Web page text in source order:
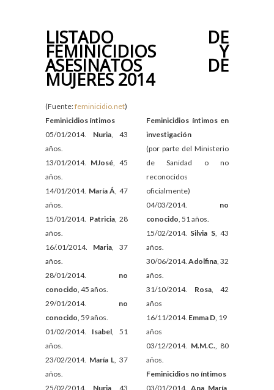
LISTADO DE
FEMINICIDIOS Y
ASESINATOS DE
MUJERES 2014
(Fuente:feminicidio.net)
Feminicidios íntimos
05/01/2014. Nuria, 43
años.
13/01/2014. MJosé, 45
años.
14/01/2014. María Á, 47
años.
15/01/2014. Patricia, 28
años.
16/.01/2014. Maria, 37
años.
28/01/2014. no
conocido, 45 años.
29/01/2014. no
conocido, 59 años.
01/02/2014. Isabel, 51
años.
23/02/2014. María L, 37
años.
25/02/2014. Nuria, 43
Feminicidios íntimos en
investigación
(por parte del Ministerio
de Sanidad o no
reconocidos
oficialmente)
04/03/2014. no
conocido, 51 años.
15/02/2014. Silvia S, 43
años.
30/06/2014. Adolfina, 32
años.
31/10/2014. Rosa, 42
años
16/11/2014. Emma D, 19
años
03/12/2014. M.M.C., 80
años.
Feminicidios no íntimos
03/01/2014. Ana María